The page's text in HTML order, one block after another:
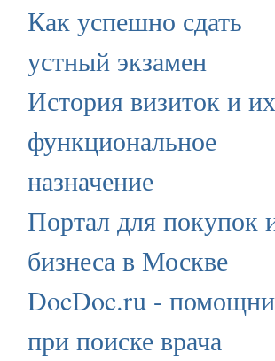
Как успешно сдать
устный экзамен
История визиток и их
функциональное
назначение
Портал для покупок
бизнеса в Москве
DocDoc.ru -
при поиске врача